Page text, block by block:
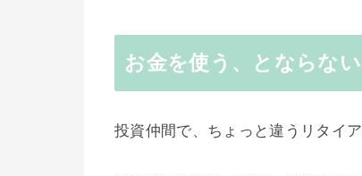
お金を使う、とならな
投資仲間で、ちょっと違うリタイア